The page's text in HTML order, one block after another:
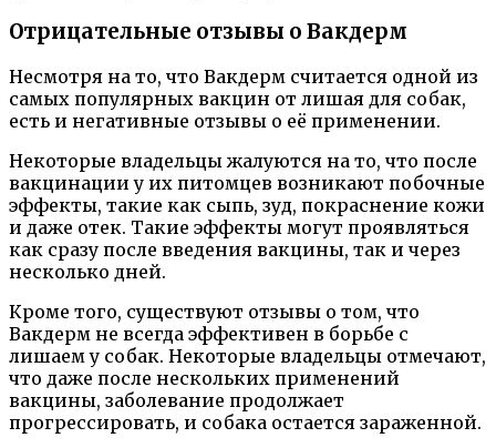
Отрицательные отзывы о Вакдерм
Несмотря на то, что Вакдерм считается одной из
самых популярных вакцин от лишая для собак,
есть и негативные отзывы о её применении.
Некоторые владельцы жалуются на то, что после
вакцинации у их питомцев возникают побочные
эффекты, такие как сыпь, зуд, покраснение кожи
и даже отек. Такие эффекты могут проявляться
как сразу после введения вакцины, так и через
несколько дней.
Кроме того, существуют отзывы о том, что
Вакдерм не всегда эффективен в борьбе с
лишаем у собак. Некоторые владельцы отмечают,
что даже после нескольких применений
вакцины, заболевание продолжает
прогрессировать, и собака остается зараженной.